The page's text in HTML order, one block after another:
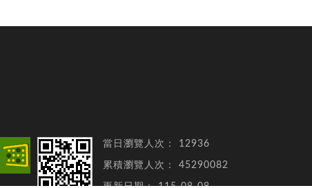
當日瀏覽人次： 12936
累積瀏覽人次：45290082